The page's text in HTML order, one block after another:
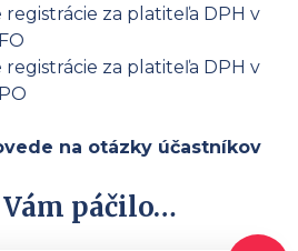
registrácie za platiteľa DPH v
registrácie za platiteľa DPH v
na otázky účastníkov
páčilo…